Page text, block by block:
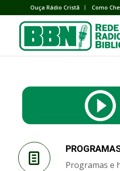
Ouça Rádio Cristã Como
Programas e